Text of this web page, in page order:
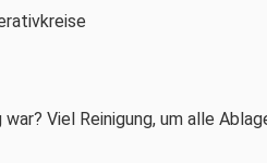
Viel Reinigung, um alle